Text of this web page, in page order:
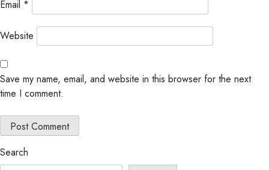
Email *
Website
Save my name, email, and website in this browser for the next
time I comment.
Search